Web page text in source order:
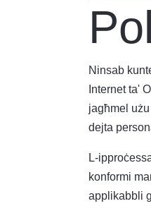
Ninsab
Internet ta'
jagħmel
dejta
L-
konformi
applikabbli